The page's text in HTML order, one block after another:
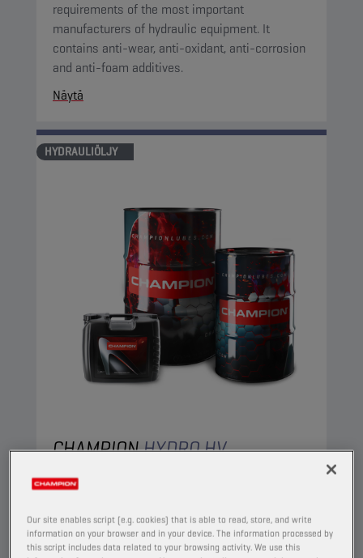
requirements of the most important
manufacturers of hydraulic equipment. It
contains anti-wear, anti-oxidant, anti-corrosion
and anti-foam additives.
Näytä
HYDRAULIÖLJY
CHAMPIONHYDRO HV
ISO 22
A high viscosity index paraffinic oil, based on
selected ingredients, specifically intended for
Our site enables script (e.g. cookies) that is able to read, store, and write
information on your browser and in your device. The information processed by
this script includes data related to your browsing activity. We use this